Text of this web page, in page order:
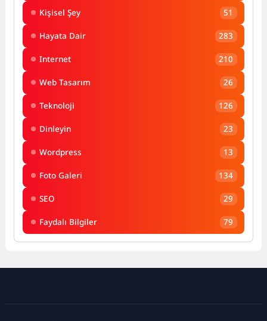
Kişisel Şey 51
Hayata Dair 283
Internet 210
Web Tasarım 26
Teknoloji 126
Dinleyin 23
Wordpress 13
Foto Galeri 134
SEO 29
Faydalı Bilgiler 79